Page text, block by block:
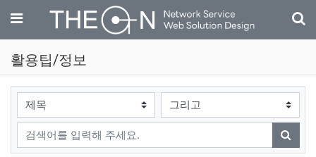
메뉴
활용팁/정보
검색대상
검색어
검색